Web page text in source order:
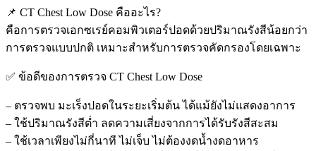
📌 CT Chest Low Dose คืออะไร?
คือการตรวจเอกซเรย์คอมพิวเตอร์ปอดด้วยปริมาณรังสีน้อยกว่า
การตรวจแบบปกติ เหมาะสำหรับการตรวจคัดกรองโดยเฉพาะ
✅ ข้อดีของการตรวจ CT Chest Low Dose
– ตรวจพบ มะเร็งปอดในระยะเริ่มต้น ได้แม้ยังไม่แสดงอาการ
– ใช้ปริมาณรังสีต่ำ ลดความเสี่ยงจากการได้รับรังสีสะสม
– ใช้เวลาเพียงไม่กี่นาที ไม่เจ็บ ไม่ต้องงดน้ำงดอาหาร